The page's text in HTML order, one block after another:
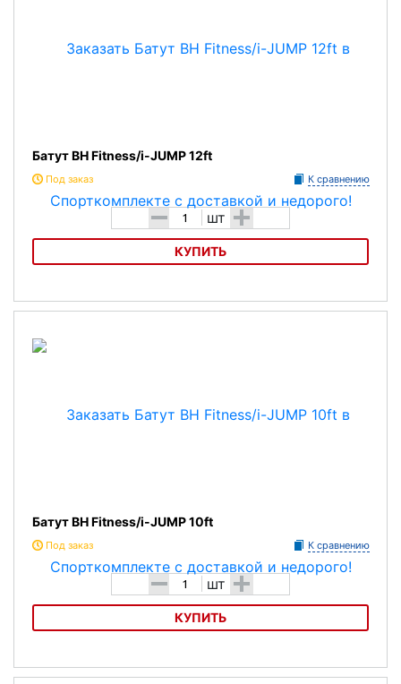
Батут BH Fitness/i-JUMP 12ft
Под заказ К сравнению
- шт +
КУПИТЬ
Батут BH Fitness/i-JUMP 12ft
Батут BH Fitness/i-JUMP 10ft
Под заказ К сравнению
- шт +
КУПИТЬ
Батут BH Fitness/i-JUMP 10ft